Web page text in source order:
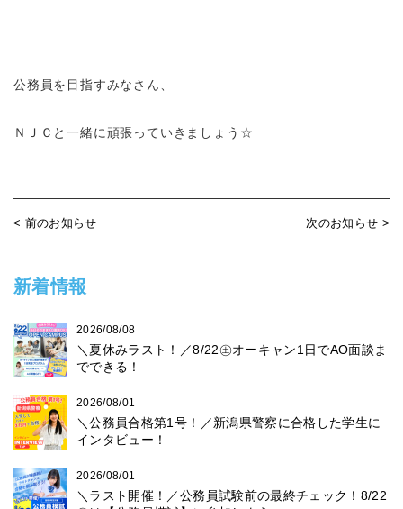
公務員を目指すみなさん、
ＮＪＣと一緒に頑張っていきましょう☆
< 前のお知らせ 次のお知らせ >
新着情報
2026/08/08
＼夏休みラスト！／8/22㊏オーキャン1日でAO面談ま
でできる！
2026/08/01
＼公務員合格第1号！／新潟県警察に合格した学生に
インタビュー！
2026/08/01
＼ラスト開催！／公務員試験前の最終チェック！8/22